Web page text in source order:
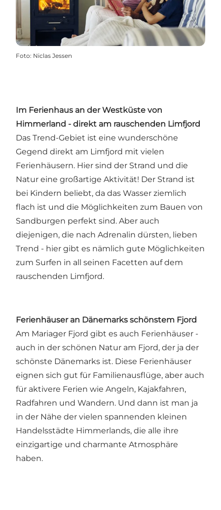
Foto: Niclas Jessen
Im Ferienhaus an der Westküste von
Himmerland - direkt am rauschenden Limfjord
Das Trend-Gebiet ist eine wunderschöne
Gegend direkt am Limfjord mit vielen
Ferienhäusern. Hier sind der Strand und die
Natur eine großartige Aktivität! Der Strand ist
bei Kindern beliebt, da das Wasser ziemlich
flach ist und die Möglichkeiten zum Bauen von
Sandburgen perfekt sind. Aber auch
diejenigen, die nach Adrenalin dürsten, lieben
Trend - hier gibt es nämlich gute Möglichkeiten
zum Surfen in all seinen Facetten auf dem
rauschenden Limfjord.
Ferienhäuser an Dänemarks schönstem Fjord
Am Mariager Fjord gibt es auch Ferienhäuser -
auch in der schönen Natur am Fjord, der ja der
schönste Dänemarks ist. Diese Ferienhäuser
eignen sich gut für Familienausflüge, aber auch
für aktivere Ferien wie Angeln, Kajakfahren,
Radfahren und Wandern. Und dann ist man ja
in der Nähe der vielen spannenden kleinen
Handelsstädte Himmerlands, die alle ihre
einzigartige und charmante Atmosphäre
haben.